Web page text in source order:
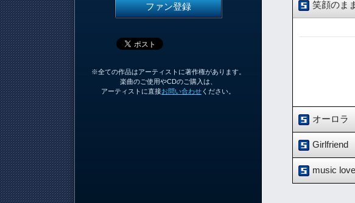
ファン登録
※全ての作品はアーティストに著作権があります。
楽曲のご使用やCDのご購入は、
アーティストに直接お問い合わせ ください。
笑顔のま
オーロラ
Girlfriend
music